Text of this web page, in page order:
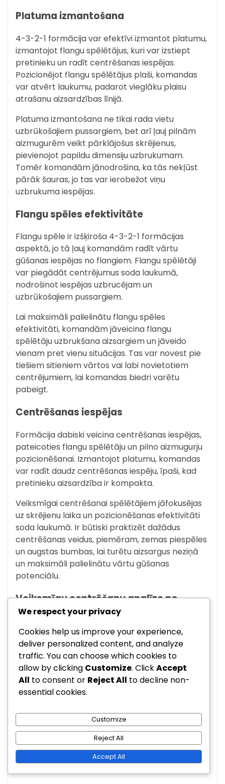
Platuma izmantošana
4-3-2-1 formācija var efektīvi izmantot platumu,
izmantojot flangu spēlētājus, kuri var izstiept
pretinieku un radīt centrēšanas iespējas.
Pozicionējot flangu spēlētājus plaši, komandas
var atvērt laukumu, padarot vieglāku plaisu
atrašanu aizsardzības līnijā.
Platuma izmantošana ne tikai rada vietu
uzbrūkošajiem pussargiem, bet arī ļauj pilnām
aizmugurēm veikt pārklājošus skrējienus,
pievienojot papildu dimensiju uzbrukumam.
Tomēr komandām jānodrošina, ka tās nekļūst
pārāk šauras, jo tas var ierobežot viņu
uzbrukuma iespējas.
Flangu spēles efektivitāte
Flangu spēle ir izšķiroša 4-3-2-1 formācijas
aspektā, jo tā ļauj komandām radīt vārtu
gūšanas iespējas no flangiem. Flangu spēlētāji
var piegādāt centrējumus soda laukumā,
nodrošinot iespējas uzbrucējam un
uzbrūkošajiem pussargiem.
Lai maksimāli palielinātu flangu spēles
efektivitāti, komandām jāveicina flangu
spēlētāju uzbrukšana aizsargiem un jāveido
vienam pret vienu situācijas. Tas var novest pie
tiešiem sitieniem vārtos vai labi novietotiem
centrējumiem, lai komandas biedri varētu
pabeigt.
Centrēšanas iespējas
Formācija dabiski veicina centrēšanas iespējas,
pateicoties flangu spēlētāju un pilno aizmugurju
pozicionēšanai. Izmantojot platumu, komandas
var radīt daudz centrēšanas iespēju, īpaši, kad
pretinieku aizsardzība ir kompakta.
Veiksmīgai centrēšanai spēlētājiem jāfokusējas
uz skrējienu laika un pozicionēšanas efektivitāti
soda laukumā. Ir būtiski praktizēt dažādus
centrēšanas veidus, piemēram, zemas piespēles
un augstas bumbas, lai turētu aizsargus neziņā
un maksimāli palielinātu vārtu gūšanas
potenciālu.
Veiksmīgu centrēšanu analīze no
mačiem
Mačs
Centrēšanas
veids
Veiksmīguma
rādītājs
Komanda A
pret
Komandu B
Zema
centrēšana
70%
pret
Komandu D
centrēšana
50% 1
pret
Komandu F
Spēcīga
centrēšana
65% 3
We respect your privacy
Cookies help us improve your experience,
deliver personalized content, and analyze
traffic. You can choose which cookies to
allow by clicking Customize. ClickAccept
All to consent or Reject All to decline non-
essential cookies.
Customize
Reject All
Accept All